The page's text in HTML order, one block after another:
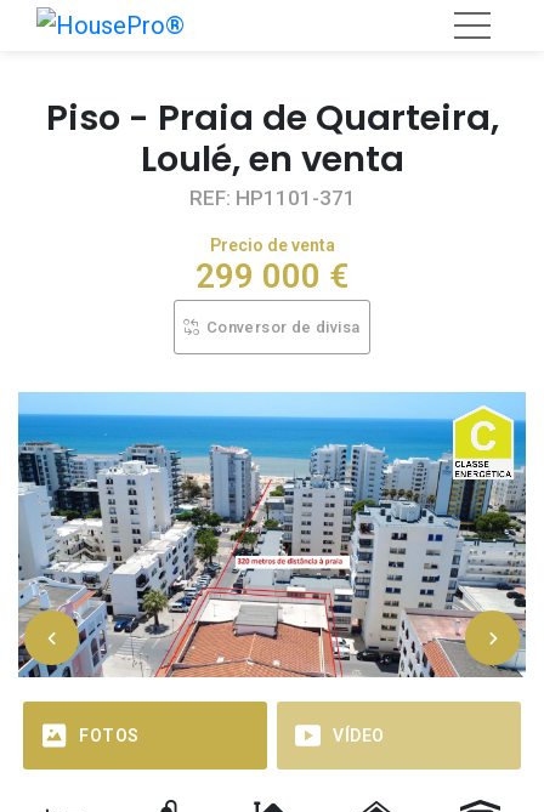
Piso - Praia de Quarteira,
Loulé, en venta
REF: HP1101-371
Precio de venta
299 000 €
Conversor de divisa
FOTOS VÍDEO